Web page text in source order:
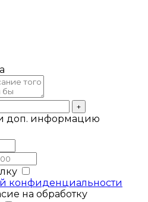
+
доп. информацию
конфиденциальности
на обработку